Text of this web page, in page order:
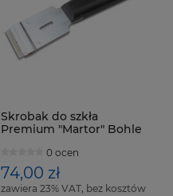
Skrobak do szkła
Premium "Martor" Bohle
0 ocen
74,00 zł
zawiera 23% VAT, bez kosztów